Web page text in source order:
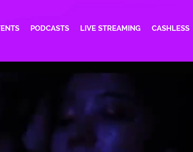
PODCASTS LIVE STREAMING CASHLESS